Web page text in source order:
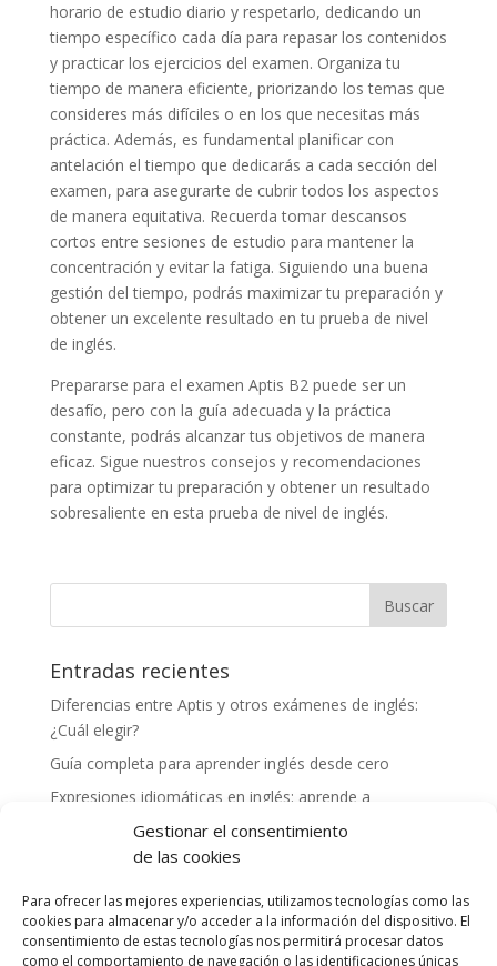
Gestionar el consentimiento
de las cookies
Para ofrecer las mejores experiencias, utilizamos tecnologías como las
cookies para almacenar y/o acceder a la información del dispositivo. El
consentimiento de estas tecnologías nos permitirá procesar datos
como el comportamiento de navegación o las identificaciones únicas
horario de estudio diario y respetarlo, dedicando un
tiempo específico cada día para repasar los contenidos
y practicar los ejercicios del examen. Organiza tu
tiempo de manera eficiente, priorizando los temas que
consideres más difíciles o en los que necesitas más
práctica. Además, es fundamental planificar con
antelación el tiempo que dedicarás a cada sección del
examen, para asegurarte de cubrir todos los aspectos
de manera equitativa. Recuerda tomar descansos
cortos entre sesiones de estudio para mantener la
concentración y evitar la fatiga. Siguiendo una buena
gestión del tiempo, podrás maximizar tu preparación y
obtener un excelente resultado en tu prueba de nivel
de inglés.
Prepararse para el examen Aptis B2 puede ser un
desafío, pero con la guía adecuada y la práctica
constante, podrás alcanzar tus objetivos de manera
eficaz. Sigue nuestros consejos y recomendaciones
para optimizar tu preparación y obtener un resultado
sobresaliente en esta prueba de nivel de inglés.
Entradas recientes
Diferencias entre Aptis y otros exámenes de inglés:
¿Cuál elegir?
Guía completa para aprender inglés desde cero
Expresiones idiomáticas en inglés: aprende a
comunicarte como un nativo
Cómo mejorar tu vocabulario en inglés: consejos y
Experiencias exitosas de profesores preparando a
alumnos para el examen Aptis